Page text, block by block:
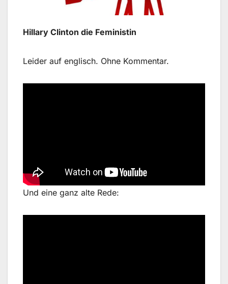
Hillary Clinton die Feministin
Leider auf englisch. Ohne Kommentar.
Und eine ganz alte Rede: